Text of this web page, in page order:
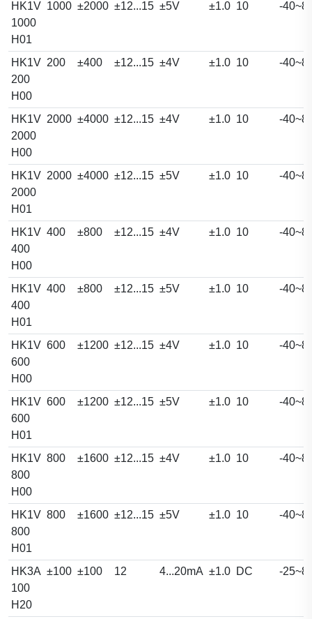
HK1V
1000
H01
1000 ±2000 ±12...15 ±5V ±1.0 10 -
HK1V
200
H00
200 ±400 ±12...15 ±4V ±1.0 10 -
HK1V
2000
H00
2000 ±4000 ±12...15 ±4V ±1.0 10 -
HK1V
2000
H01
2000 ±4000 ±12...15 ±5V ±1.0 10 -
HK1V
400
H00
400 ±800 ±12...15 ±4V ±1.0 10 -
HK1V
400
H01
400 ±800 ±12...15 ±5V ±1.0 10 -
HK1V
600
H00
600 ±1200 ±12...15 ±4V ±1.0 10 -
HK1V
600
H01
600 ±1200 ±12...15 ±5V ±1.0 10 -
HK1V
800
H00
800 ±1600 ±12...15 ±4V ±1.0 10 -
HK1V
800
H01
800 ±1600 ±12...15 ±5V ±1.0 10 -
HK3A
100
H20
±100 ±100 12 4...20mA ±1.0 DC -